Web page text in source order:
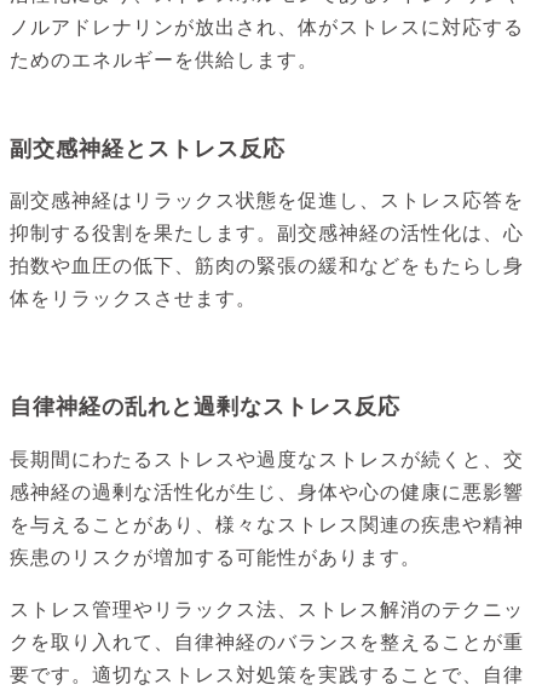
ノルアドレナリンが放出され、体がストレスに対応する
ためのエネルギーを供給します。
副交感神経とストレス反応
副交感神経はリラックス状態を促進し、ストレス応答を
抑制する役割を果たします。副交感神経の活性化は、心
拍数や血圧の低下、筋肉の緊張の緩和などをもたらし身
体をリラックスさせます。
自律神経の乱れと過剰なストレス反応
長期間にわたるストレスや過度なストレスが続くと、交
感神経の過剰な活性化が生じ、身体や心の健康に悪影響
を与えることがあり、様々なストレス関連の疾患や精神
疾患のリスクが増加する可能性があります。
ストレス管理やリラックス法、ストレス解消のテクニッ
クを取り入れて、自律神経のバランスを整えることが重
要です。適切なストレス対処策を実践することで、自律